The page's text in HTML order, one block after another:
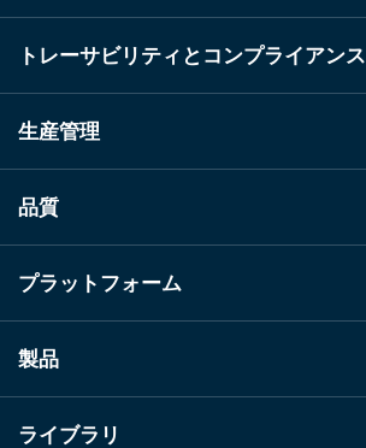
トレーサビリティとコンプライアンス
生産管理
品質
プラットフォーム
製品
ライブラリ